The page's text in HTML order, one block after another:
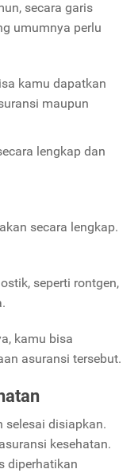
secara garis
umumnya perlu
kamu dapatkan
maupun
lengkap dan
secara lengkap.
seperti rontgen,
kamu bisa
asuransi tersebut.
selesai disiapkan.
kesehatan.
diperhatikan